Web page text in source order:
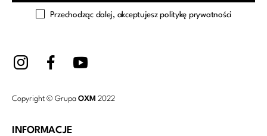
Przechodząc dalej, akceptujesz politykę prywatności
Copyright © Grupa OXM 2022
INFORMACJE